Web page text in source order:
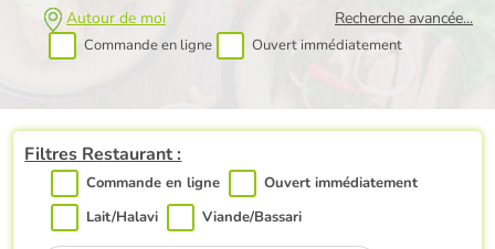
Autour de moi
Commande en ligne Ouvert immédiatement
Recherche avancée...
Filtres Restaurant :
Commande en ligne
Ouvert immédiatement
Lait/Halavi
Viande/Bassari